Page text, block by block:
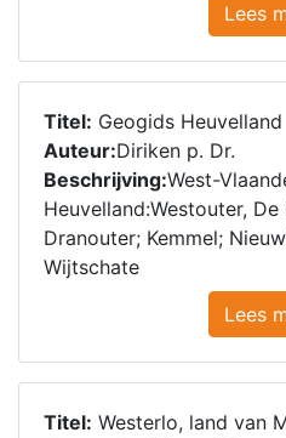
Lees
Titel: Geogids Heuvelland
Auteur:Diriken p. Dr.
Beschrijving:West-
Heuvelland:Westouter,
Dranouter; Kemmel;
Wijtschate
Lees
Titel: Westerlo, land van